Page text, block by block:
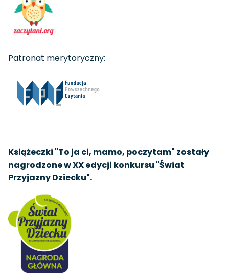
Patronat merytoryczny:
Książeczki "To ja ci, mamo, poczytam" zostały
nagrodzone w XX edycji konkursu "Świat
Przyjazny Dziecku".